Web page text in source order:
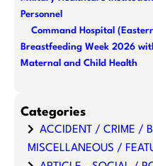
Personnel
Command Hospital
Breastfeeding Week 2026
Maternal and Child Health
Categories
ACCIDENT / CRIME /
MISCELLANEOUS /